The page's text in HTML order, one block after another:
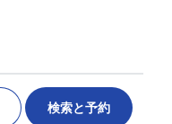
検索と予約